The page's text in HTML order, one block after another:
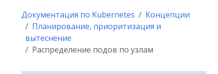
Документация по Kubernetes
Концепции
Планирование, приоритизация и
вытеснение
Распределение подов по узлам